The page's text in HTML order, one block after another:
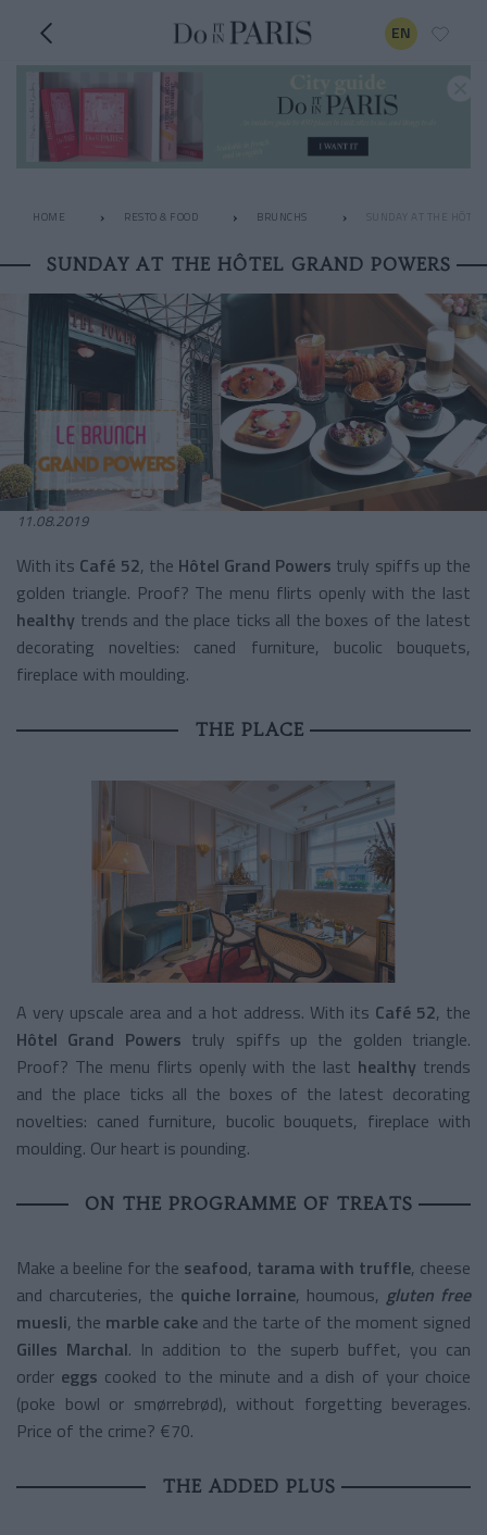
EN
HOME RESTO & FOOD BRUNCHS SUNDAY AT THE
SUNDAY AT THE HÔTEL GRAND POWERS
11.08.2019
With its Café 52, the Hôtel Grand Powers truly spiffs up the
golden triangle. Proof? The menu flirts openly with the last
healthy trends and the place ticks all the boxes of the latest
decorating novelties: caned furniture, bucolic bouquets,
fireplace with moulding.
THE PLACE
A very upscale area and a hot address. With its Café 52, the
Hôtel Grand Powers truly spiffs up the golden triangle.
Proof? The menu flirts openly with the last healthy trends
and the place ticks all the boxes of the latest decorating
novelties: caned furniture, bucolic bouquets, fireplace with
moulding. Our heart is pounding.
ON THE PROGRAMME OF TREATS
Make a beeline for the seafood, tarama with truffle, cheese
and charcuteries, the quiche lorraine, houmous, gluten free
muesli, the marble cake and the tarte of the moment signed
Gilles Marchal. In addition to the superb buffet, you can
order eggs cooked to the minute and a dish of your choice
(poke bowl or smørrebrød), without forgetting beverages.
Price of the crime? €70.
THE ADDED PLUS